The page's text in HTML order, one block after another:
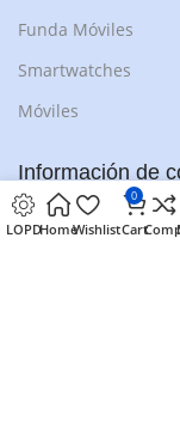
Funda Móviles
Smartwatches
Móviles
Información de
Calle Antonio
Contacto via
LOPDHomeWishlist
0
Cart